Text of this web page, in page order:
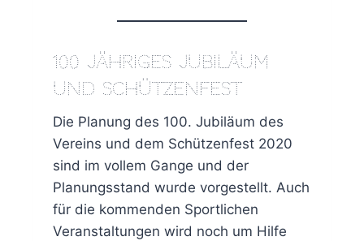
100 jähriges Jubiläum
und Schützenfest
Die Planung des 100. Jubiläum des
Vereins und dem Schützenfest 2020
sind im vollem Gange und der
Planungsstand wurde vorgestellt. Auch
für die kommenden Sportlichen
Veranstaltungen wird noch um Hilfe